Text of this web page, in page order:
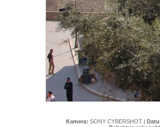
Kamera: SONY CYBERSHOT |